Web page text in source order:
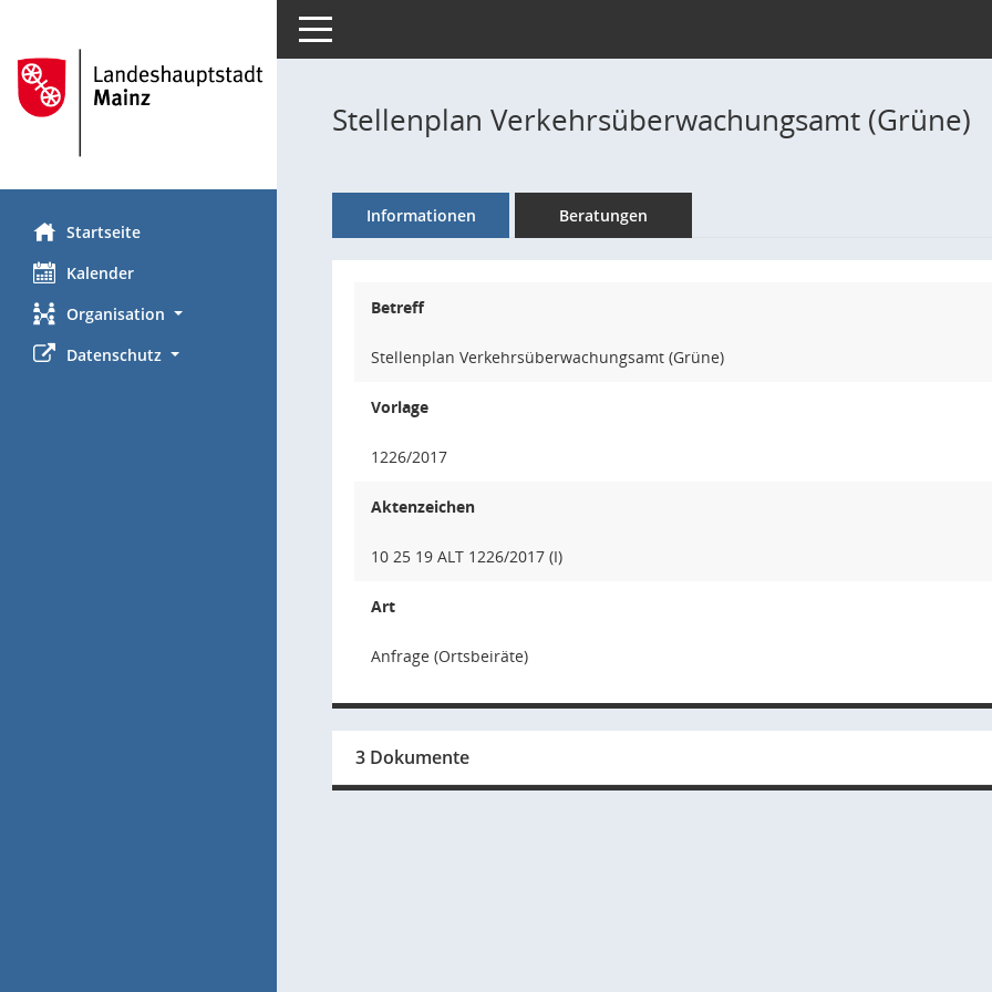
Startseite
Kalender
Organisation
Datenschutz
Toggle navigation
Stellenplan Verkehrsüberwachungsamt (Grüne)
Informationen Beratungen
Betreff
Stellenplan Verkehrsüberwachungsamt (Grüne)
Vorlage
1226/2017
Aktenzeichen
10 25 19 ALT 1226/2017 (I)
Art
Anfrage (Ortsbeiräte)
3 Dokumente